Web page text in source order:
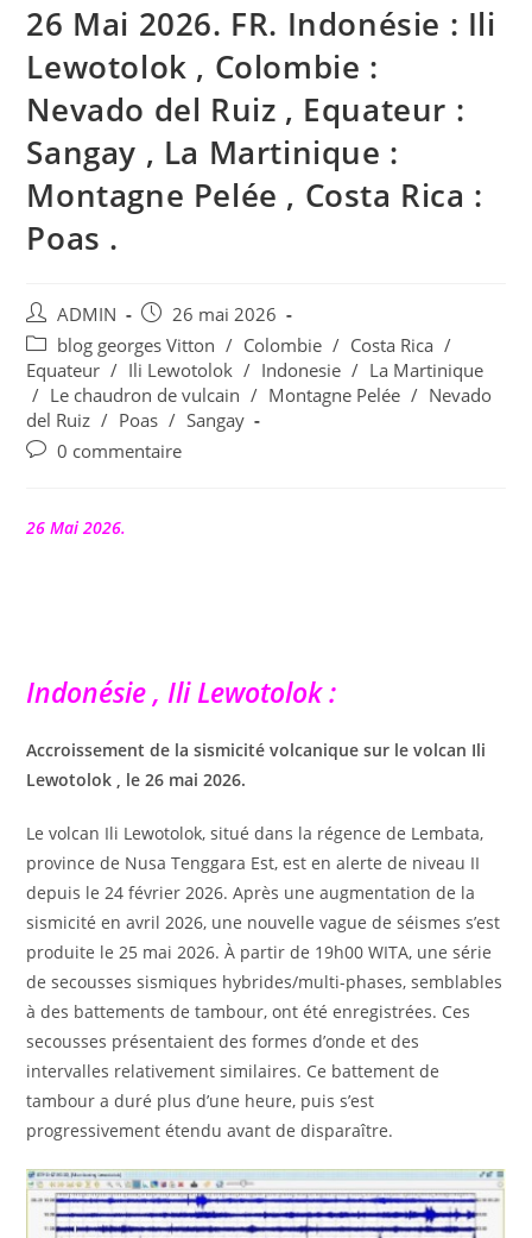
26 Mai 2026. FR. Indonésie : Ili
Lewotolok , Colombie :
Nevado del Ruiz , Equateur :
Sangay , La Martinique :
Montagne Pelée , Costa Rica :
Poas .
Auteur/autrice
de
la
publication :
ADMIN
Publication
publiée :
26 mai 2026
Post
category:
blog georges Vitton / Colombie / Costa Rica /
Equateur / Ili Lewotolok / Indonesie / La Martinique
/ Le chaudron de vulcain / Montagne Pelée / Nevado
del Ruiz / Poas / Sangay
Commentaires
publication :
0 commentaire
26 Mai 2026.
Indonésie , Ili Lewotolok :
Accroissement de la sismicité volcanique sur le volcan Ili
Lewotolok , le 26 mai 2026.
Le volcan Ili Lewotolok, situé dans la régence de Lembata,
province de Nusa Tenggara Est, est en alerte de niveau II
depuis le 24 février 2026. Après une augmentation de la
sismicité en avril 2026, une nouvelle vague de séismes s’est
produite le 25 mai 2026. À partir de 19h00 WITA, une série
de secousses sismiques hybrides/multi-phases, semblables
à des battements de tambour, ont été enregistrées. Ces
secousses présentaient des formes d’onde et des
intervalles relativement similaires. Ce battement de
tambour a duré plus d’une heure, puis s’est
progressivement étendu avant de disparaître.